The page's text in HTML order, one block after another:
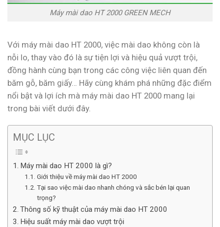
Máy mài dao HT 2000 GREEN MECH
Với máy mài dao HT 2000, việc mài dao không còn là
nỗi lo, thay vào đó là sự tiện lợi và hiệu quả vượt trội,
đồng hành cùng bạn trong các công việc liên quan đến
băm gỗ, băm giấy… Hãy cùng khám phá những đặc điểm
nổi bật và lợi ích mà máy mài dao HT 2000 mang lại
trong bài viết dưới đây.
MỤC LỤC
Máy mài dao HT 2000 là gì?
Giới thiệu về máy mài dao HT 2000
Tại sao việc mài dao nhanh chóng và sắc bén lại quan
trọng?
Thông số kỹ thuật của máy mài dao HT 2000
Hiệu suất máy mài dao vượt trội